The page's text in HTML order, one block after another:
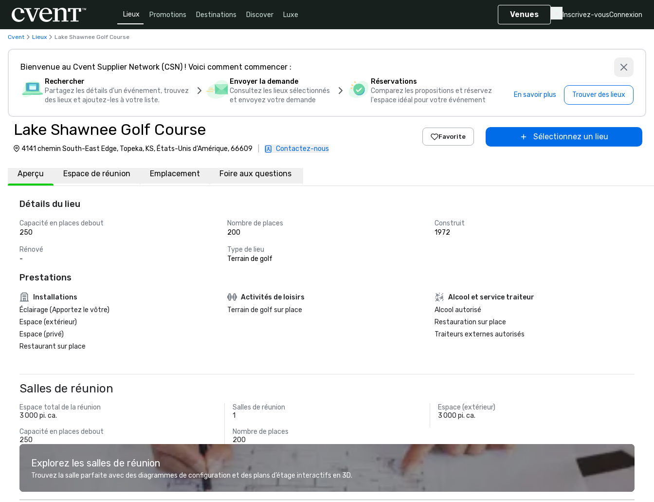
Lieux Promotions Destinations Discover Luxe Venues Inscrivez-vousConnexion
Cvent Lieux Lake Shawnee Golf Course
Bienvenue au Cvent Supplier Network (CSN) ! Voici comment commencer :
Rechercher
Partagez les détails d'un événement, trouvez
des lieux et ajoutez-les à votre liste.
Envoyer la demande
Consultez les lieux sélectionnés
et envoyez votre demande
Réservations
Comparez les propositions et réservez
l'espace idéal pour votre événement
En savoir plus Trouver des lieux
Lake Shawnee Golf Course
4141 chemin South-East Edge, Topeka, KS, États-Unis d'Amérique, 66609 Contactez-nous
Favorite Sélectionnez un lieu
Aperçu Espace de réunion Emplacement Foire aux questions
Détails du lieu
Capacité en places debout
250
Nombre de places
200
Construit
1972
Rénové
-
Type de lieu
Terrain de golf
Prestations
Installations
Éclairage (Apportez le vôtre)
Espace (extérieur)
Espace (privé)
Restaurant sur place
Activités de loisirs
Terrain de golf sur place
Alcool et service traiteur
Alcool autorisé
Restauration sur place
Traiteurs externes autorisés
Salles de réunion
Espace total de la réunion
3 000 pi. ca.
Salles de réunion
1
Espace (extérieur)
3 000 pi. ca.
Capacité en places debout
250
Nombre de places
200
Explorez les salles de réunion
Trouvez la salle parfaite avec des diagrammes de configuration et des plans d’étage interactifs en 3D.